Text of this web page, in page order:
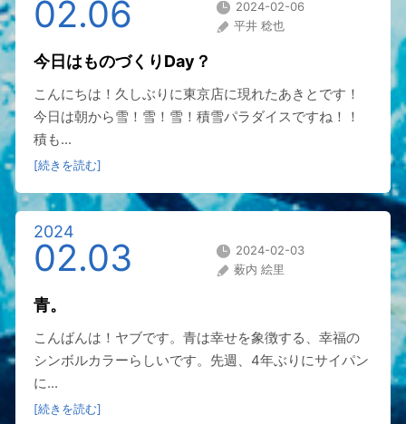
02.06
2024-02-06
平井 稔也
今日はものづくりDay？
こんにちは！久しぶりに東京店に現れたあきとです！
今日は朝から雪！雪！雪！積雪パラダイスですね！！
積も...
[続きを読む]
2024
02.03
2024-02-03
薮内 絵里
青。
こんばんは！ヤブです。青は幸せを象徴する、幸福の
シンボルカラーらしいです。先週、4年ぶりにサイパン
に...
[続きを読む]